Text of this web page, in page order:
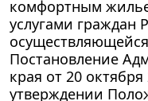
комфортным
услугами граждан
Постановление
края от 20
утверждении